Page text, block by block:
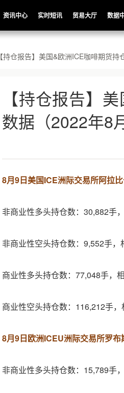
资讯中心 实时短讯 贸易大厅 数据
【持仓报告】美国&欧洲ICE咖啡期货持
【持仓报告】
数据（2022年8
8月9日美国ICE洲际交易所阿拉
非商业性多头持仓数：30,882手
非商业性空头持仓数：9,552手，
商业性多头持仓数：77,048手，
商业性空头持仓数：116,212手，
8月9日欧洲ICEU洲际交易所罗布
非商业性多头持仓数：15,789手